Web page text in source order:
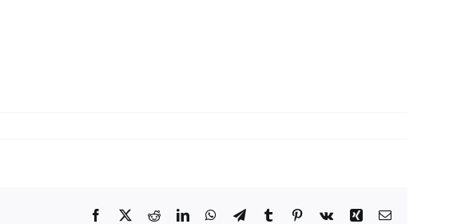
Facebook
X RedditLinkedInWhatsApp
TelegramTumblr Pinterest
Vk Xing E-